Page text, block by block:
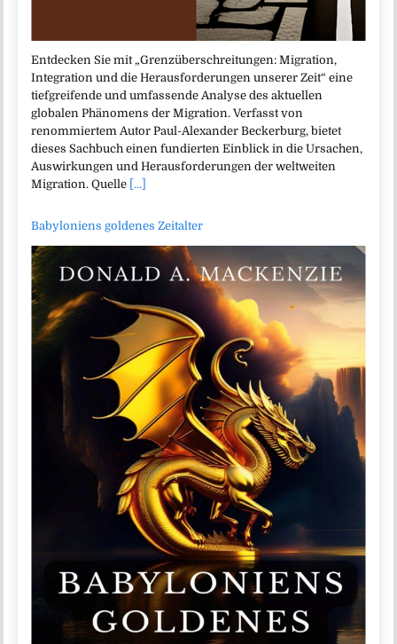
Entdecken Sie mit „Grenzüberschreitungen: Migration,
Integration und die Herausforderungen unserer Zeit“ eine
tiefgreifende und umfassende Analyse des aktuellen
globalen Phänomens der Migration. Verfasst von
renommiertem Autor Paul-Alexander Beckerburg, bietet
dieses Sachbuch einen fundierten Einblick in die Ursachen,
Auswirkungen und Herausforderungen der weltweiten
Migration. Quelle [...]
Babyloniens goldenes Zeitalter